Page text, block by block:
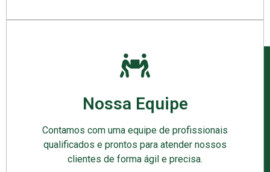
Nossa Equipe
Contamos com uma equipe de profissionais
qualificados e prontos para atender nossos
clientes de forma ágil e precisa.